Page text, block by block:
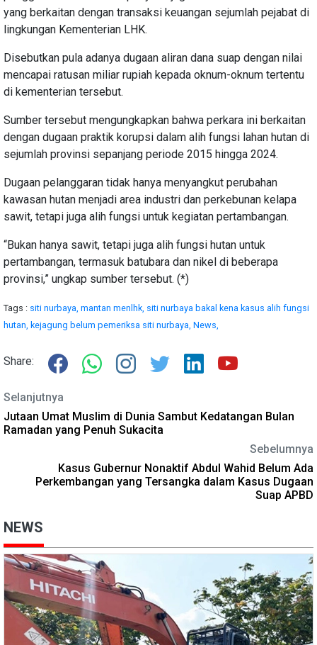
yang berkaitan dengan transaksi keuangan sejumlah pejabat di
lingkungan Kementerian LHK.
Disebutkan pula adanya dugaan aliran dana suap dengan nilai
mencapai ratusan miliar rupiah kepada oknum-oknum tertentu
di kementerian tersebut.
Sumber tersebut mengungkapkan bahwa perkara ini berkaitan
dengan dugaan praktik korupsi dalam alih fungsi lahan hutan di
sejumlah provinsi sepanjang periode 2015 hingga 2024.
Dugaan pelanggaran tidak hanya menyangkut perubahan
kawasan hutan menjadi area industri dan perkebunan kelapa
sawit, tetapi juga alih fungsi untuk kegiatan pertambangan.
“Bukan hanya sawit, tetapi juga alih fungsi hutan untuk
pertambangan, termasuk batubara dan nikel di beberapa
provinsi,” ungkap sumber tersebut. (*)
Tags : siti nurbaya, mantan menlhk, siti nurbaya bakal kena kasus alih fungsi
hutan, kejagung belum pemeriksa siti nurbaya, News,
Share:
Selanjutnya
Jutaan Umat Muslim di Dunia Sambut Kedatangan Bulan
Ramadan yang Penuh Sukacita
Sebelumnya
Kasus Gubernur Nonaktif Abdul Wahid Belum Ada
Perkembangan yang Tersangka dalam Kasus Dugaan
Suap APBD
NEWS